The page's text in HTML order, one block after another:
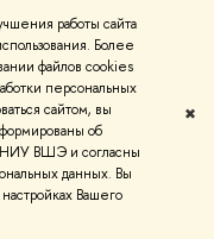
работы сайта
Более
файлов cookies
персональных
сайтом, вы
об
НИУ ВШЭ и согласны
данных. Вы
Вашего
✖